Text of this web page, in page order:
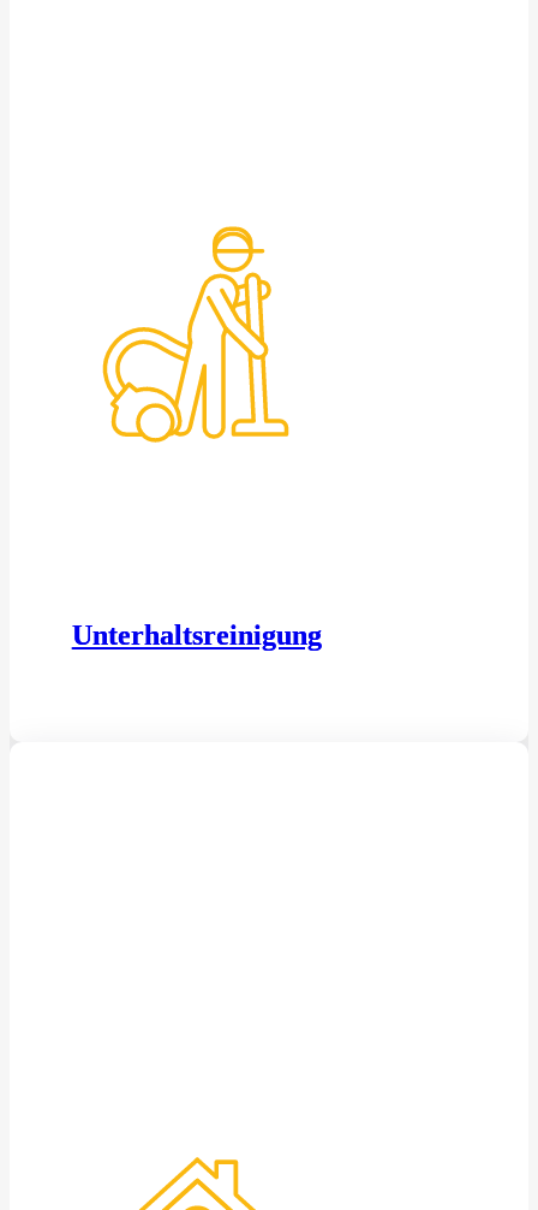
Unterhaltsreinigung